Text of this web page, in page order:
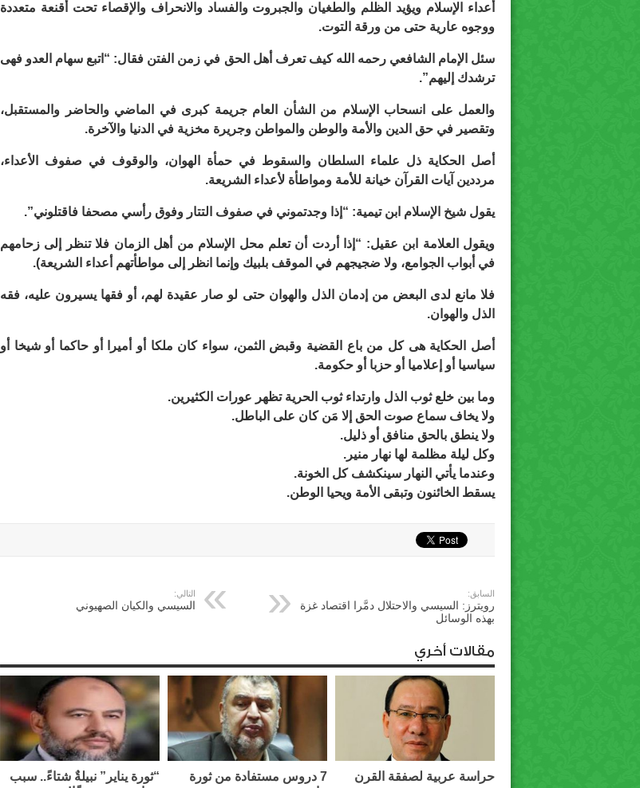
أعداء الإسلام ويؤيد الظلم والطغيان والجبروت والفساد والانحراف والإقصاء تحت أقنعة متعددة
ووجوه عارية حتى من ورقة التوت.
سئل الإمام الشافعي رحمه الله كيف تعرف أهل الحق في زمن الفتن فقال: “اتبع سهام العدو فهى
ترشدك إليهم”.
والعمل على انسحاب الإسلام من الشأن العام جريمة كبرى في الماضي والحاضر والمستقبل،
وتقصير في حق الدين والأمة والوطن والمواطن وجريرة مخزية في الدنيا والآخرة.
أصل الحكاية ذل علماء السلطان والسقوط في حمأة الهوان، والوقوف في صفوف الأعداء،
مرددين آيات القرآن خيانة للأمة ومواطأة لأعداء الشريعة.
يقول شيخ الإسلام ابن تيمية: “إذا وجدتموني في صفوف التتار وفوق رأسي مصحفا فاقتلوني”.
ويقول العلامة ابن عقيل: “إذا أردت أن تعلم محل الإسلام من أهل الزمان فلا تنظر إلى زحامهم
في أبواب الجوامع، ولا ضجيجهم في الموقف بلبيك وإنما انظر إلى مواطأتهم أعداء الشريعة).
فلا مانع لدى البعض من إدمان الذل والهوان حتى لو صار عقيدة لهم، أو فقها يسيرون عليه، فقه
الذل والهوان.
أصل الحكاية هى كل من باع القضية وقبض الثمن، سواء كان ملكا أو أميرا أو حاكما أو شيخا أو
سياسيا أو إعلاميا أو حزبا أو حكومة.
وما بين خلع ثوب الذل وارتداء ثوب الحرية تظهر عورات الكثيرين.
ولا يخاف سماع صوت الحق إلا مَن كان على الباطل.
ولا ينطق بالحق منافق أو ذليل.
وكل ليلة مظلمة لها نهار منير.
وعندما يأتي النهار سينكشف كل الخونة.
يسقط الخائنون وتبقى الأمة ويحيا الوطن.
السابق:
رويترز: السيسي والاحتلال دمَّرا اقتصاد غزة
بهذه الوسائل
التالي:
السيسي والكيان الصهيوني
مقالات أخري
حراسة عربية لصفقة القرن
7 دروس مستفادة من ثورة
“ثورة يناير” نبيلةٌ شتاءً.. سبب